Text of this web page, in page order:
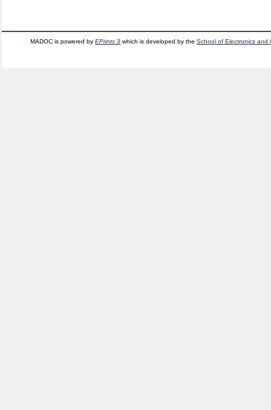
MADOC is powered byEPrints 3 which is developed by theSchool of Electronics and